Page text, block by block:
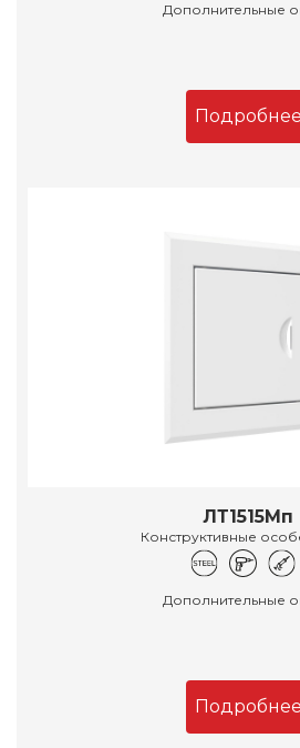
Дополнительные
Подробнее
ЛТ1515Мп
Конструктивные
Дополнительные
Подробнее